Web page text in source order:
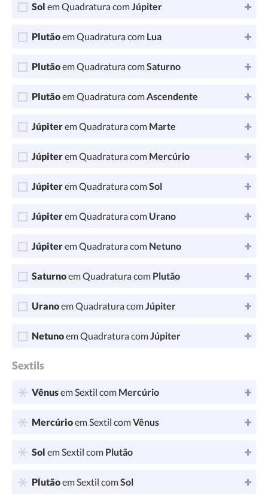
Sol em Quadratura comJúpiter
Plutãoem Quadratura com Lua
Plutãoem Quadratura comSaturno
Plutãoem Quadratura comAscendente
Júpiterem Quadratura com Marte
Júpiterem Quadratura com Mercúrio
Júpiterem Quadratura comSol
Júpiterem Quadratura com Urano
Júpiterem Quadratura com Netuno
Saturnoem Quadratura com Plutão
Uranoem Quadratura comJúpiter
Netunoem Quadratura comJúpiter
Sextils
Vênusem Sextil com Mercúrio
Mercúrioem Sextil comVênus
Sol em Sextil com Plutão
Plutãoem Sextil comSol